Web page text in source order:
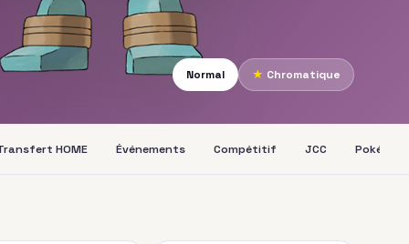
Normal
★ Chromatique
HOME Événements Compétitif JCC Pokédex